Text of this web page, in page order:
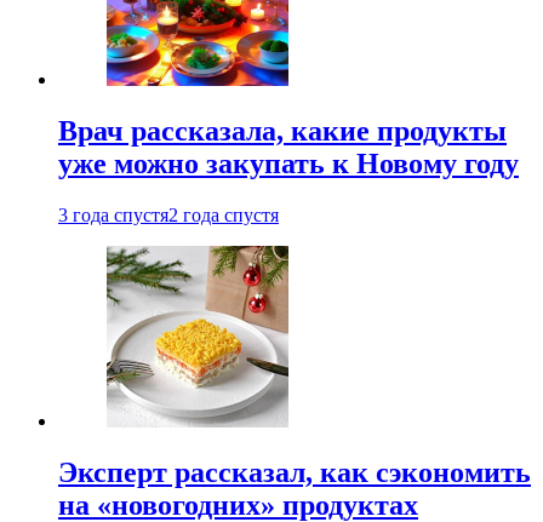
Врач рассказала, какие продукты
уже можно закупать к Новому году
3 года спустя2 года спустя
Эксперт рассказал, как сэкономить
на «новогодних» продуктах